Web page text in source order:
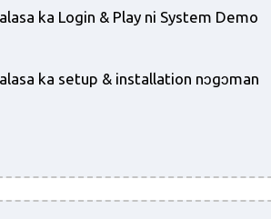
ka Login & Play ni System Demo
ka setup & installation nɔgɔman